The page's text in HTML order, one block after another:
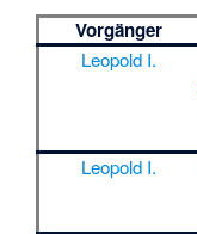
Vorgänger
Leopold I.
Leopold I.